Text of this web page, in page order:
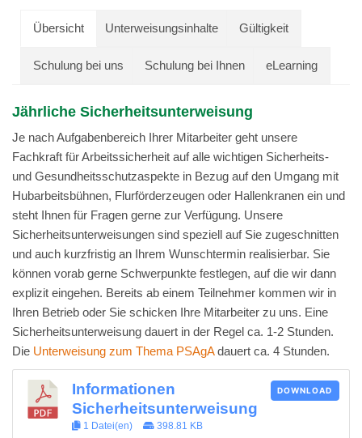
Übersicht Unterweisungsinhalte Gültigkeit
Schulung bei uns Schulung bei Ihnen eLearning
Jährliche Sicherheitsunterweisung
Je nach Aufgabenbereich Ihrer Mitarbeiter geht unsere
Fachkraft für Arbeitssicherheit auf alle wichtigen Sicherheits-
und Gesundheitsschutzaspekte in Bezug auf den Umgang mit
Hubarbeitsbühnen, Flurförderzeugen oder Hallenkranen ein und
steht Ihnen für Fragen gerne zur Verfügung. Unsere
Sicherheitsunterweisungen sind speziell auf Sie zugeschnitten
und auch kurzfristig an Ihrem Wunschtermin realisierbar. Sie
können vorab gerne Schwerpunkte festlegen, auf die wir dann
explizit eingehen. Bereits ab einem Teilnehmer kommen wir in
Ihren Betrieb oder Sie schicken Ihre Mitarbeiter zu uns. Eine
Sicherheitsunterweisung dauert in der Regel ca. 1-2 Stunden.
Die Unterweisung zum Thema PSAgAdauert ca. 4 Stunden.
Informationen
Sicherheitsunterweisung
1 Datei(en) 398.81 KB
DOWNLOAD